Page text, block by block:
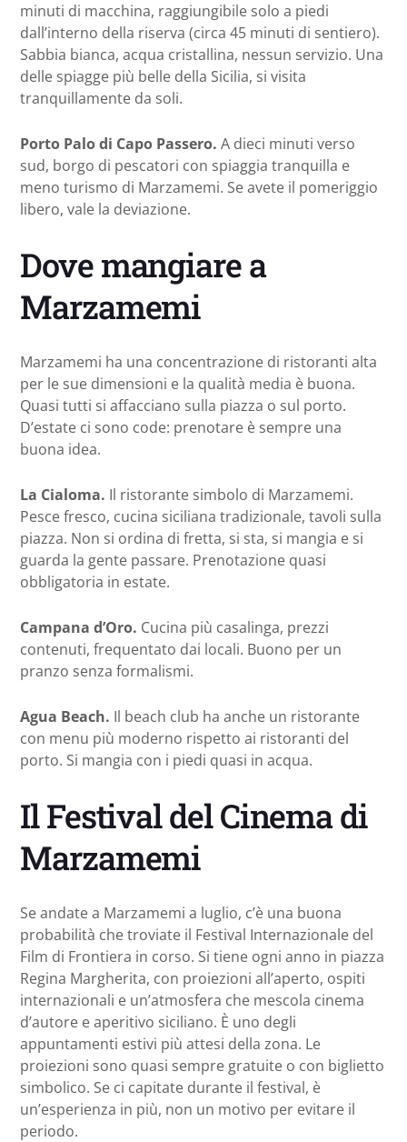
minuti di macchina, raggiungibile solo a piedi
dall’interno della riserva (circa 45 minuti di sentiero).
Sabbia bianca, acqua cristallina, nessun servizio. Una
delle spiagge più belle della Sicilia, si visita
tranquillamente da soli.
Porto Palo di Capo Passero. A dieci minuti verso
sud, borgo di pescatori con spiaggia tranquilla e
meno turismo di Marzamemi. Se avete il pomeriggio
libero, vale la deviazione.
Dove mangiare a
Marzamemi
Marzamemi ha una concentrazione di ristoranti alta
per le sue dimensioni e la qualità media è buona.
Quasi tutti si affacciano sulla piazza o sul porto.
D’estate ci sono code: prenotare è sempre una
buona idea.
La Cialoma. Il ristorante simbolo di Marzamemi.
Pesce fresco, cucina siciliana tradizionale, tavoli sulla
piazza. Non si ordina di fretta, si sta, si mangia e si
guarda la gente passare. Prenotazione quasi
obbligatoria in estate.
Campana d’Oro. Cucina più casalinga, prezzi
contenuti, frequentato dai locali. Buono per un
pranzo senza formalismi.
Agua Beach. Il beach club ha anche un ristorante
con menu più moderno rispetto ai ristoranti del
porto. Si mangia con i piedi quasi in acqua.
Il Festival del Cinema di
Marzamemi
Se andate a Marzamemi a luglio, c’è una buona
probabilità che troviate il Festival Internazionale del
Film di Frontiera in corso. Si tiene ogni anno in piazza
Regina Margherita, con proiezioni all’aperto, ospiti
internazionali e un’atmosfera che mescola cinema
d’autore e aperitivo siciliano. È uno degli
appuntamenti estivi più attesi della zona. Le
proiezioni sono quasi sempre gratuite o con biglietto
simbolico. Se ci capitate durante il festival, è
un’esperienza in più, non un motivo per evitare il
periodo.